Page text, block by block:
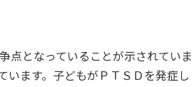
点となっていることが示されていま
います。子どもがＰＴＳＤを発症し